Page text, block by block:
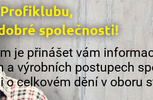
společnosti!
je přinášet vám
a výrobních postupech
o celkovém dění v oboru